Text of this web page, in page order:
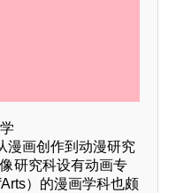
漫画创作到动漫研究
研究科设有动画专
）的漫画学科也颇